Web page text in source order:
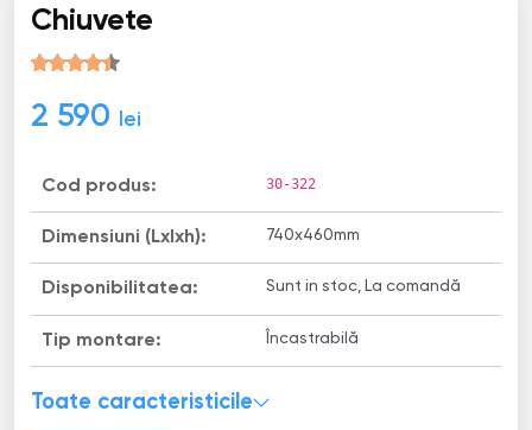
Chiuvete
2 590 lei
Cod produs: 30-322
Dimensiuni (Lxlxh): 740x460mm
Disponibilitatea: Sunt in stoc, La comandă
Tip montare: Încastrabilă
Toate caracteristicile